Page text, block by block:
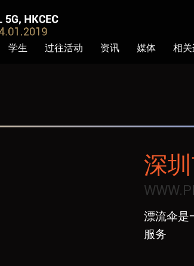
学生 过往活动 资讯 媒体 相关
深
漂流伞是
服务